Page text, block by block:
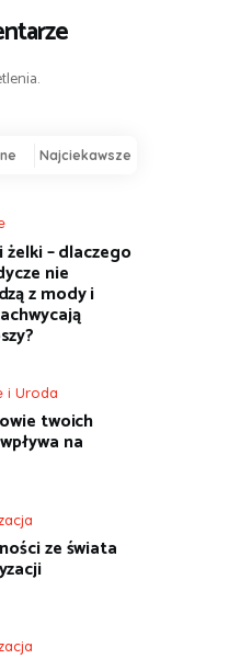
Najciekawsze
żelki – dlaczego
nie
z mody i
i Uroda
twoich
na
ze świata